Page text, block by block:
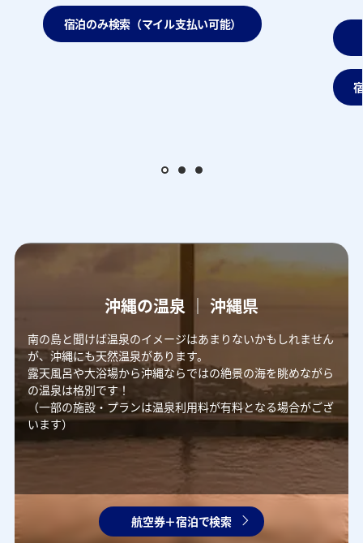
宿泊のみ検索（マイル支払い可能）
航空券＋宿泊で検索
沖縄の温泉 ｜ 沖縄県
南の島と聞けば温泉のイメージはあまりないかもしれません
が、沖縄にも天然温泉があります。
露天風呂や大浴場から沖縄ならではの絶景の海を眺めながら
の温泉は格別です！
（一部の施設・プランは温泉利用料が有料となる場合がござ
います）